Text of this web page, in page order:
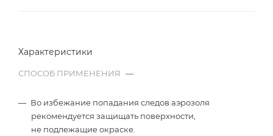
Характеристики
СПОСОБ ПРИМЕНЕНИЯ —
Во избежание попадания следов аэрозоля
рекомендуется защищать поверхности,
не подлежащие окраске.